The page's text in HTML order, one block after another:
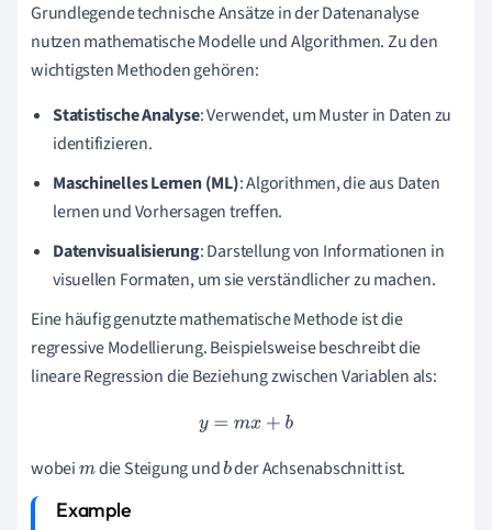
Grundlegende technische Ansätze in der Datenanalyse
nutzen mathematische Modelle und Algorithmen. Zu den
wichtigsten Methoden gehören:
Statistische Analyse: Verwendet, um Muster in Daten zu
identifizieren.
Maschinelles Lernen (ML): Algorithmen, die aus Daten
lernen und Vorhersagen treffen.
Datenvisualisierung: Darstellung von Informationen in
visuellen Formaten, um sie verständlicher zu machen.
Eine häufig genutzte mathematische Methode ist die
regressive Modellierung. Beispielsweise beschreibt die
lineare Regression die Beziehung zwischen Variablen als:
y=mx+ b
wobeim die Steigung undbder Achsenabschnitt ist.